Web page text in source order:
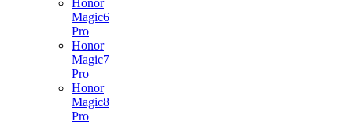
Honor
Magic6
Pro
Honor
Magic7
Pro
Honor
Magic8
Pro